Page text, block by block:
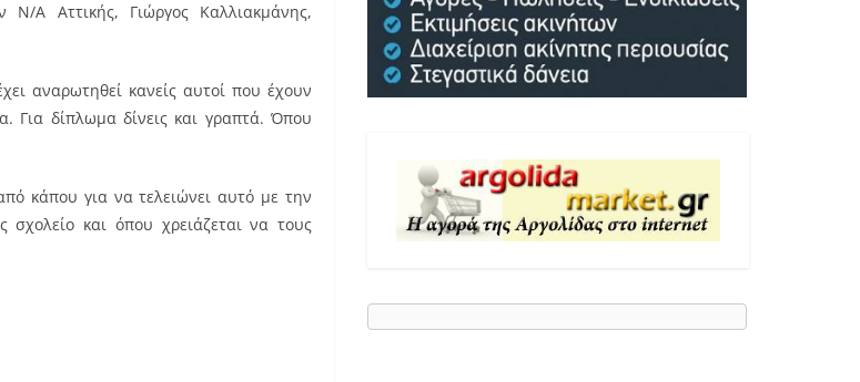
Α Αττικής, Γιώργος Καλλιακμάνης,
αναρωτηθεί κανείς αυτοί που έχουν
Για δίπλωμα δίνεις και γραπτά. Όπου
κάπου για να τελειώνει αυτό με την
και όπου χρειάζεται να τους